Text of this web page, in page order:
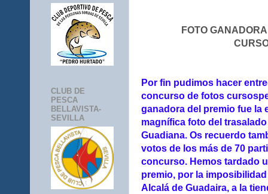
FOTO
Por fin pudimos hacer
concurso de fotos
ganadora del premio fue la
magnífica foto del
Guadiana. Os recuerdo
votos de los más de 70
concurso. Hemos tardado
premio, por la
Alcalá de Guadaira, a la
CLUB DE
PESCA
BELLAVISTA-
SEVILLA